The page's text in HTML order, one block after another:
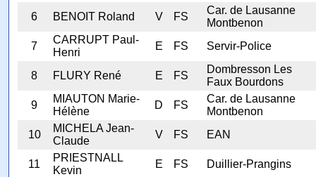
6
BENOIT Roland V FS
Car. de Lausanne
Montbenon
7
CARRUPT Paul-
Henri
E FS Servir-Police
8 FLURY René E FS
Dombresson Les
Faux Bourdons
9
MIAUTON Marie-
Hélène
D FS
Car. de Lausanne
Montbenon
10
MICHELA Jean-
Claude
V FS EAN
11
PRIESTNALL
Kevin
E FS Duillier-Prangins